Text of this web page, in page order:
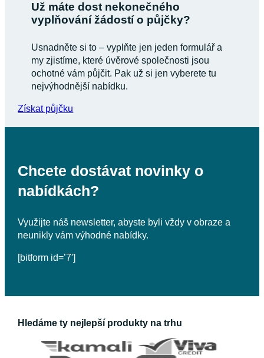
Už máte dost nekonečného
vyplňování žádostí o půjčky?
Usnadněte si to – vyplňte jen jeden formulář a
my zjistíme, které úvěrové společnosti jsou
ochotné vám půjčit. Pak už si jen vyberete tu
nejvýhodnější nabídku.
Získat půjčku
Chcete dostávat novinky o
nabídkách?
Využijte náš newsletter, abyste byli vždy v obraze a
neunikly vám výhodné nabídky.
[bitform id=’7′]
Hledáme ty nejlepší produkty na trhu